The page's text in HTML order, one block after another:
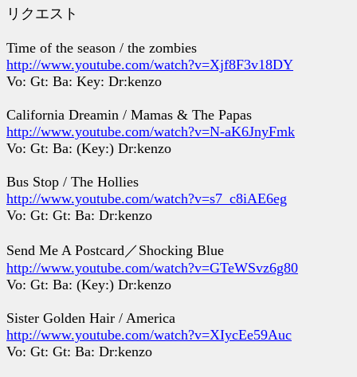
リクエスト
Time of the season / the zombies
http://www.youtube.com/watch?v=Xjf8F3v18DY
Vo: Gt: Ba: Key: Dr:kenzo
California Dreamin / Mamas & The Papas
http://www.youtube.com/watch?v=N-aK6JnyFmk
Vo: Gt: Ba: (Key:) Dr:kenzo
Bus Stop / The Hollies
http://www.youtube.com/watch?v=s7_c8iAE6eg
Vo: Gt: Gt: Ba: Dr:kenzo
Send Me A Postcard／Shocking Blue
http://www.youtube.com/watch?v=GTeWSvz6g80
Vo: Gt: Ba: (Key:) Dr:kenzo
Sister Golden Hair / America
http://www.youtube.com/watch?v=XIycEe59Auc
Vo: Gt: Gt: Ba: Dr:kenzo